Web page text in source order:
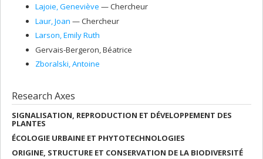
Lajoie, Geneviève — Chercheur
Laur, Joan — Chercheur
Larson, Emily Ruth
Gervais-Bergeron, Béatrice
Zboralski, Antoine
Research Axes
SIGNALISATION, REPRODUCTION ET DÉVELOPPEMENT DES
PLANTES
ÉCOLOGIE URBAINE ET PHYTOTECHNOLOGIES
ORIGINE, STRUCTURE ET CONSERVATION DE LA BIODIVERSITÉ